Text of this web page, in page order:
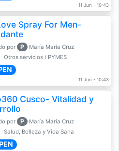
11 Jun - 10:43
Spray For Men-
por P
María María Cruz
Otros servicios / PYMES
11 Jun - 10:43
Cusco- Vitalidad y
por P
María María Cruz
Salud, Belleza y Vida Sana